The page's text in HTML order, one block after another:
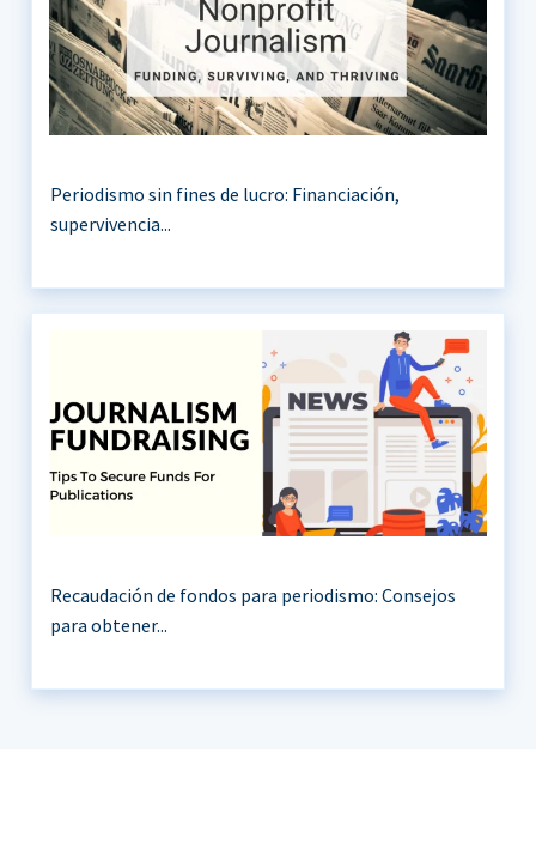
Periodismo sin fines de lucro: Financiación,
supervivencia...
Recaudación de fondos para periodismo: Consejos
para obtener...